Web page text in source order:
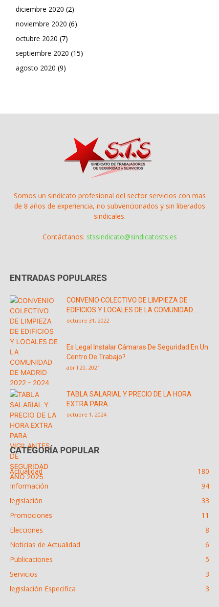
diciembre 2020 (2)
noviembre 2020 (6)
octubre 2020 (7)
septiembre 2020 (15)
agosto 2020 (9)
Somos un sindicato profesional del sector servicios con mas
de 8 años de experiencia, no subvencionados y sin liberados
sindicales.
Contáctanos: stssindicato@sindicatosts.es
ENTRADAS POPULARES
CONVENIO COLECTIVO DE LIMPIEZA DE
EDIFICIOS Y LOCALES DE LA COMUNIDAD...
octubre 31, 2022
Es Legal Instalar Cámaras De Seguridad En Un
Centro De Trabajo?
abril 20, 2021
TABLA SALARIAL Y PRECIO DE LA HORA
EXTRA PARA...
octubre 1, 2024
CATEGORÍA POPULAR
Actualidad
180
Información
94
legislación
33
Promociones
11
Elecciones
8
Noticias de Actualidad
6
Publicaciones
5
Servicios
3
legislación Especifica
3